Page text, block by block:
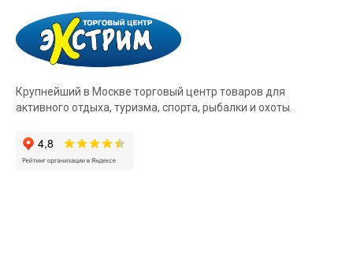
Крупнейший в Москве торговый центр товаров для
активного отдыха, туризма, спорта, рыбалки и охоты.